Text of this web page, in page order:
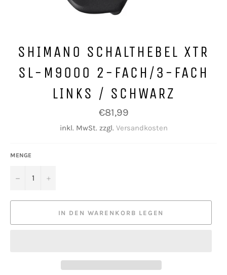
SHIMANO SCHALTHEBEL XTR
SL-M9000 2-FACH/3-FACH
LINKS / SCHWARZ
Normaler
Preis
€81,99
inkl. MwSt. zzgl. Versandkosten
MENGE
− +
IN DEN WARENKORB LEGEN